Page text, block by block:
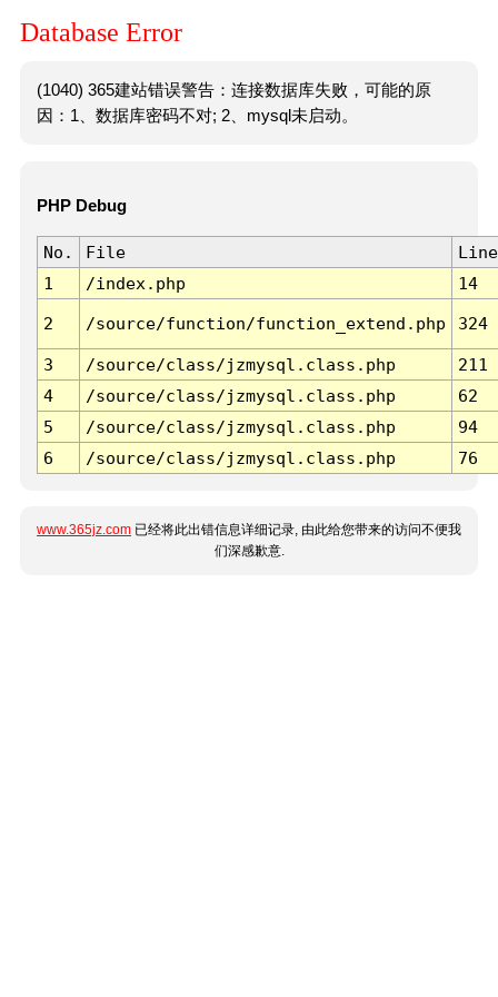
Database Error
(1040) 365建站错误警告：连接数据库失败，可能的原
因：1、数据库密码不对; 2、mysql未启动。
PHP Debug
No. File
Line
1
/index.php 14
2 /source/function/function_extend.php 324
3 /source/class/jzmysql.class.php
211
4
/source/class/jzmysql.class.php
62
5
/source/class/jzmysql.class.php
94
6
/source/class/jzmysql.class.php 76
www.365jz.com 已经将此出错信息详细记录, 由此给您带来的访问不便我
们深感歉意.